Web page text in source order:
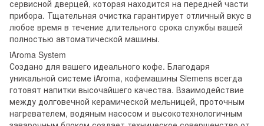
сервисной дверцей, которая находится на передней части
прибора. Тщательная очистка гарантирует отличный вкус в
любое время в течение длительного срока службы вашей
полностью автоматической машины.
iAroma System
Создано для вашего идеального кофе. Благодаря
уникальной системе iAroma, кофемашины Siemens всегда
готовят напитки высочайшего качества. Взаимодействие
между долговечной керамической мельницей, проточным
нагревателем, водяным насосом и высокотехнологичным